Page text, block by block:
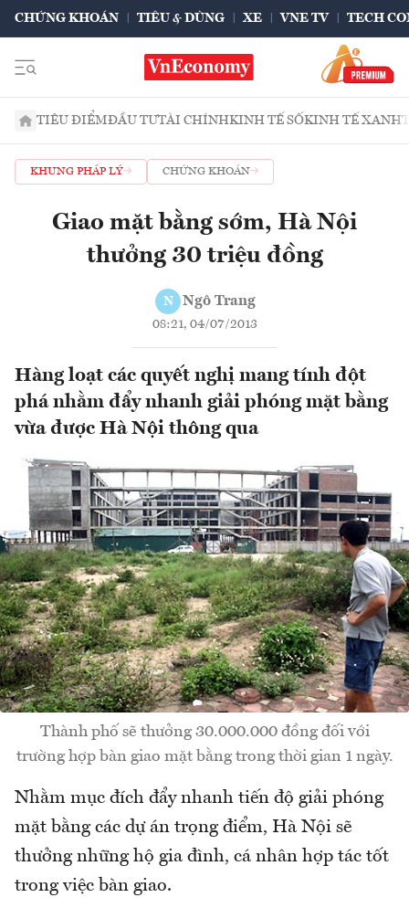
CHỨNG KHOÁN TIÊU & DÙNG XE VNE TV TECH
TIÊU ĐIỂMĐẦU TƯTÀI CHÍNHKINH TẾ SỐKINH TẾ XANH
KHUNG PHÁP LÝ CHỨNG KHOÁN
Giao mặt bằng sớm, Hà Nội
thưởng 30 triệu đồng
N Ngô Trang
08:21, 04/07/2013
Hàng loạt các quyết nghị mang tính đột
phá nhằm đẩy nhanh giải phóng mặt bằng
vừa được Hà Nội thông qua
Thành phố sẽ thưởng 30.000.000 đồng đối với
trường hợp bàn giao mặt bằng trong thời gian 1 ngày.
Nhằm mục đích đẩy nhanh tiến độ giải phóng
mặt bằng các dự án trọng điểm, Hà Nội sẽ
thưởng những hộ gia đình, cá nhân hợp tác tốt
trong việc bàn giao.